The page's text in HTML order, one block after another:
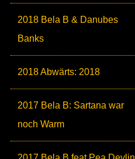
2018 Bela B & Danubes
Banks
2018 Abwärts: 2018
2017 Bela B: Sartana war
noch Warm